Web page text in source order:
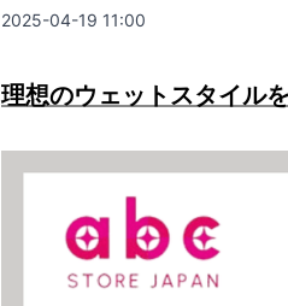
2025-04-19 11:00
理想のウェットスタイル